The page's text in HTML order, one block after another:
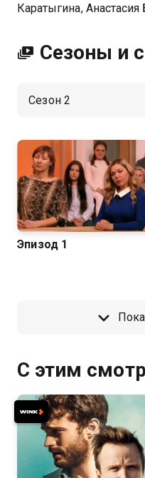
Каратыгина, Анастасия
Сезоны и
Эпизод 1
С этим